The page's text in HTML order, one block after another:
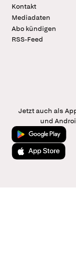
Kontakt
Mediadaten
Abo kündigen
RSS-Feed
Jetzt auch als
und
Jetzt bei Google
Laden im App Store